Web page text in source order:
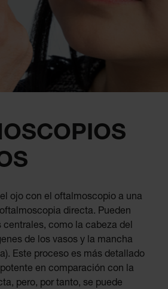
ojo con el oftalmoscopio a una
directa. Pueden
centrales, como la cabeza del
de los vasos y la mancha
Este proceso es más detallado
en comparación con la
pero, por tanto, se puede